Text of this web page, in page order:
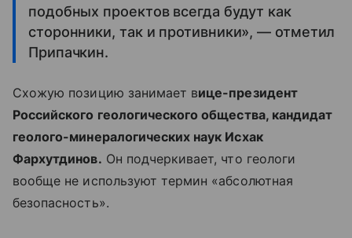
подобных проектов всегда будут как
сторонники, так и противники», — отметил
Припачкин.
Схожую позицию занимает вице-президент
Российского геологического общества, кандидат
геолого-минералогических наук Исхак
Фархутдинов. Он подчеркивает, что геологи
вообще не используют термин «абсолютная
безопасность».